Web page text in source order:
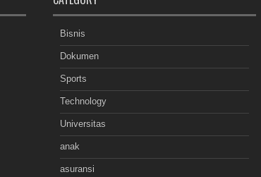
Bisnis
Dokumen
Sports
Technology
Universitas
anak
asuransi